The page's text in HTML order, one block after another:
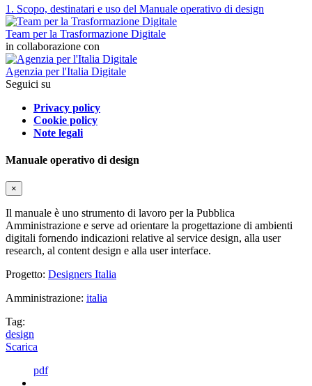
1. Scopo, destinatari e uso del Manuale operativo di design
Team per la Trasformazione Digitale
in collaborazione con
Agenzia per l'Italia Digitale
Seguici su
Privacy policy
Cookie policy
Note legali
Manuale operativo di design
×
Il manuale è uno strumento di lavoro per la Pubblica
Amministrazione e serve ad orientare la progettazione di ambienti
digitali fornendo indicazioni relative al service design, alla user
research, al content design e alla user interface.
Progetto: Designers Italia
Amministrazione: italia
Tag:
design
Scarica
pdf